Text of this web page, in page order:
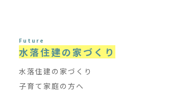
Future
水落住建の家づくり
水落住建の家づくり
子育て家庭の方へ